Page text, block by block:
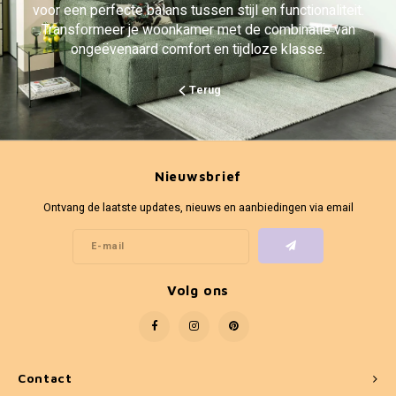
voor een perfecte balans tussen stijl en functionaliteit.
Transformeer je woonkamer met de combinatie van
ongeëvenaard comfort en tijdloze klasse.
Terug
Contact
Nieuwsbrief
Ontvang de laatste updates, nieuws en aanbiedingen via email
Volg ons